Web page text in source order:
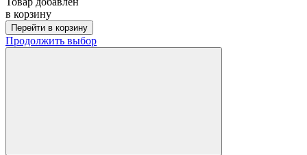
в корзину
Перейти в корзину
Продолжить выбор